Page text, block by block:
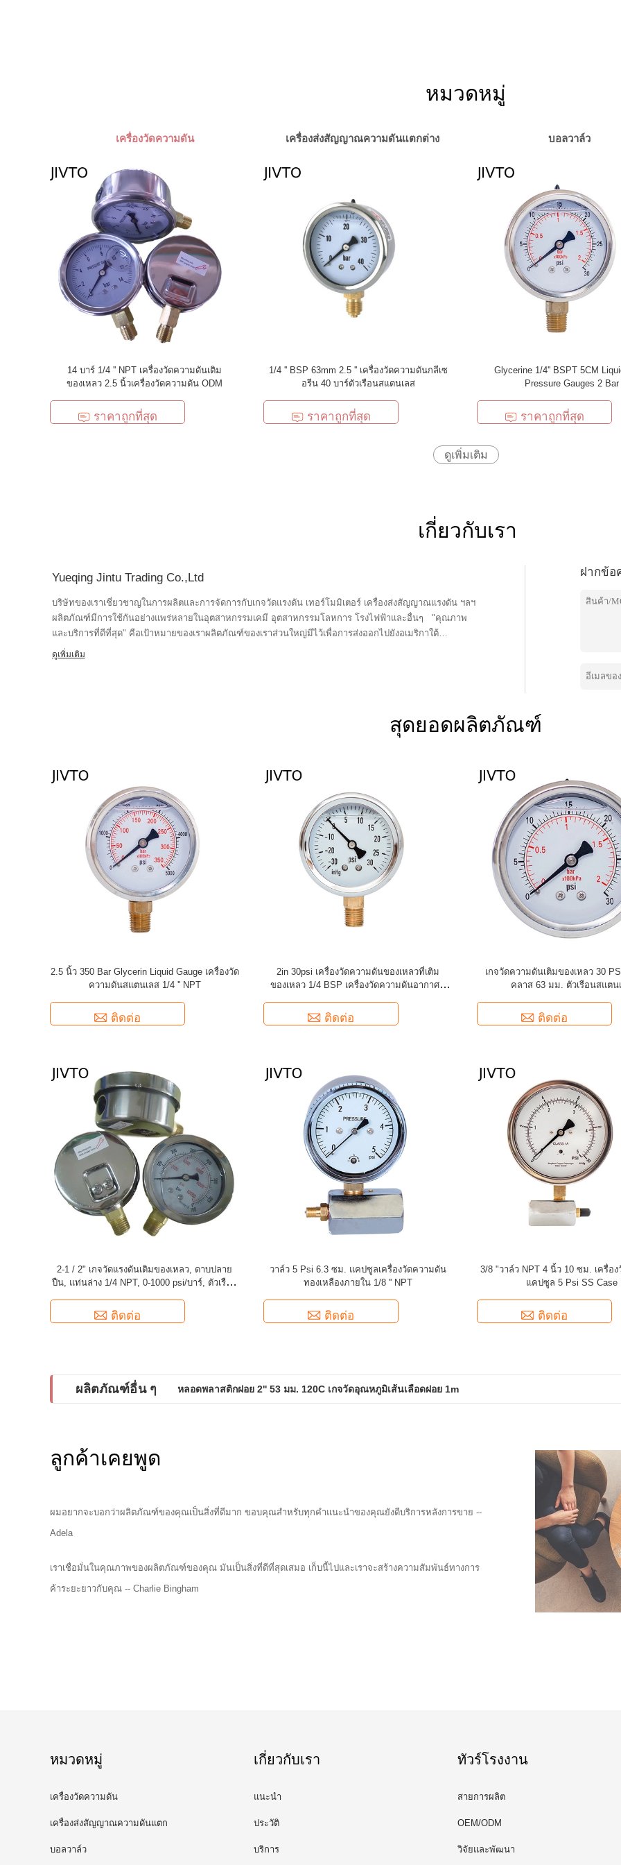
หมวดหมู่
เครื่องวัดความดัน เครื่องส่งสัญญาณความดันแตกต่าง บอลวาล์ว
14 บาร์ 1/4 '' NPT เครื่องวัดความดันเติม
ของเหลว 2.5 นิ้วเครื่องวัดความดัน ODM
ราคาถูกที่สุด
1/4 '' BSP 63mm 2.5 '' เครื่องวัดความดันกลีเซ
อรีน 40 บาร์ตัวเรือนสแตนเลส
ราคาถูกที่สุด
Glycerine 1/4'' BSPT 5CM
Pressure Gauges 2 Bar
ราคาถูกที่สุด
ดูเพิ่มเติม
เกี่ยวกับเรา
Yueqing Jintu Trading Co.,Ltd
บริษัทของเราเชี่ยวชาญในการผลิตและการจัดการกับเกจวัดแรงดัน เทอร์โมมิเตอร์ เครื่องส่งสัญญาณแรงดัน ฯลฯ
ผลิตภัณฑ์มีการใช้กันอย่างแพร่หลายในอุตสาหกรรมเคมี อุตสาหกรรมโลหการ โรงไฟฟ้าและอื่นๆ "คุณภาพ
และบริการที่ดีที่สุด" คือเป้าหมายของเราผลิตภัณฑ์ของเราส่วนใหญ่มีไว้เพื่อการส่งออกไปยังอเมริกาใต้
อเมริกาเหนือ ยุโรป ตะวันออกเฉียงใต้และดังนั้นไม่มีเราหวังเป็นอย่างยิ่งว่าจะได้ร่วมมือกับคุณเพื่อสร้างอนาคตอัน
ดูเพิ่มเติม
ฝากข้อ
สุดยอดผลิตภัณฑ์
2.5 นิ้ว 350 Bar Glycerin Liquid Gauge เครื่องวัด
ความดันสแตนเลส 1/4 '' NPT
ติดต่อ
2in 30psi เครื่องวัดความดันของเหลวที่เติม
ของเหลว 1/4 BSP เครื่องวัดความดันอากาศที่
ติดต่อ
เกจวัดความดันเติมของเหลว 30
คลาส 63 มม. ตัวเรือนสแตน
ติดต่อ
2-1 / 2" เกจวัดแรงดันเติมของเหลว, ดาบปลาย
ปืน, แท่นล่าง 1/4 NPT, 0-1000 psi/บาร์, ตัวเรือน
ติดต่อ
วาล์ว 5 Psi 6.3 ซม. แคปซูลเครื่องวัดความดัน
ทองเหลืองภายใน 1/8 '' NPT
ติดต่อ
3/8 "วาล์ว NPT 4 นิ้ว 10 ซม. เครื่อ
แคปซูล 5 Psi SS Case
ติดต่อ
ผลิตภัณฑ์อื่น ๆ หลอดพลาสติกฝอย 2'' 53 มม. 120C เกจวัดอุณหภูมิเส้นเลือดฝอย 1m
ลูกค้าเคยพูด
ผมอยากจะบอกว่าผลิตภัณฑ์ของคุณเป็นสิ่งที่ดีมาก ขอบคุณสำหรับทุกคำแนะนำของคุณยังดีบริการหลังการขาย --
Adela
เราเชื่อมั่นในคุณภาพของผลิตภัณฑ์ของคุณ มันเป็นสิ่งที่ดีที่สุดเสมอ เก็บนี้ไปและเราจะสร้างความสัมพันธ์ทางการ
ค้าระยะยาวกับคุณ -- Charlie Bingham
หมวดหมู่
เครื่องวัดความดัน
เครื่องส่งสัญญาณความดันแตก
ต่าง
บอลวาล์ว
เกี่ยวกับเรา
แนะนำ
ประวัติ
บริการ
ทัวร์โรงงาน
สายการผลิต
OEM/ODM
วิจัยและพัฒนา